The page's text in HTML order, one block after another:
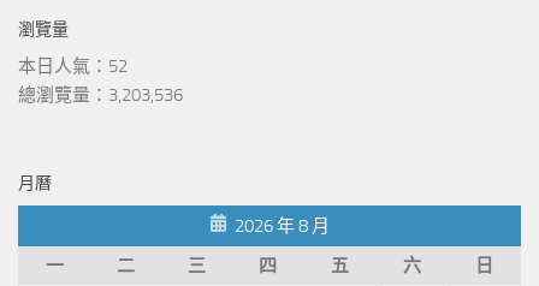
瀏覽量
本日人氣：52
總瀏覽量：3,203,536
月曆
2026 年 8 月
一
二 三 四 五 六
日